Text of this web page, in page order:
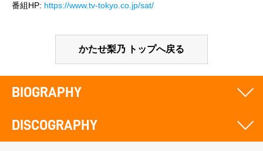
番組HP: https://www.tv-tokyo.co.jp/sat/
かたせ梨乃 トップへ戻る
BIOGRAPHY
DISCOGRAPHY